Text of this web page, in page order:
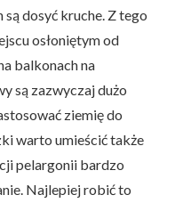
dosyć kruche. Z tego
osłoniętym od
balkonach na
są zazwyczaj dużo
ziemię do
warto umieścić także
pelargonii bardzo
Najlepiej robić to